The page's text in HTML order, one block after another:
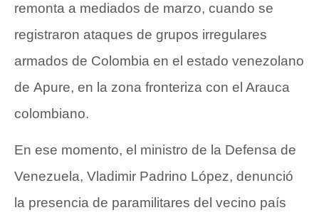
remonta a mediados de marzo, cuando se
registraron ataques de grupos irregulares
armados de Colombia en el estado venezolano
de Apure, en la zona fronteriza con el Arauca
colombiano.
En ese momento, el ministro de la Defensa de
Venezuela, Vladimir Padrino López, denunció
la presencia de paramilitares del vecino país